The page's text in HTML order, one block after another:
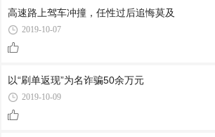
高速路上驾车冲撞，任性过后追悔莫及
2019-10-07
以“刷单返现”为名诈骗50余万元
2019-10-09